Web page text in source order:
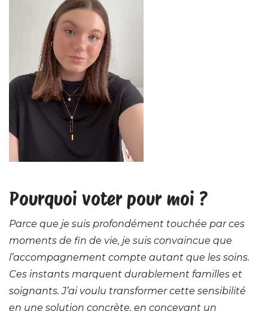
Pourquoi voter pour moi ?
Parce que je suis profondément touchée par ces
moments de fin de vie, je suis convaincue que
l’accompagnement compte autant que les soins.
Ces instants marquent durablement familles et
soignants. J’ai voulu transformer cette sensibilité
en une solution concrète, en concevant un